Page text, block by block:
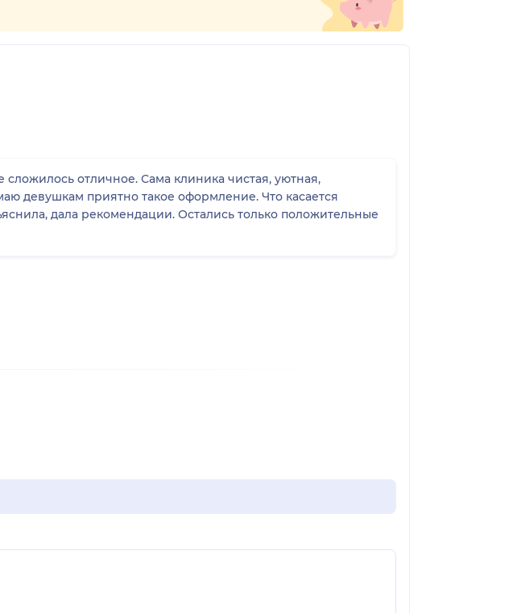
отличное. Сама клиника чистая, уютная,
девушкам приятно такое оформление. Что касается
дала рекомендации. Остались только положительные